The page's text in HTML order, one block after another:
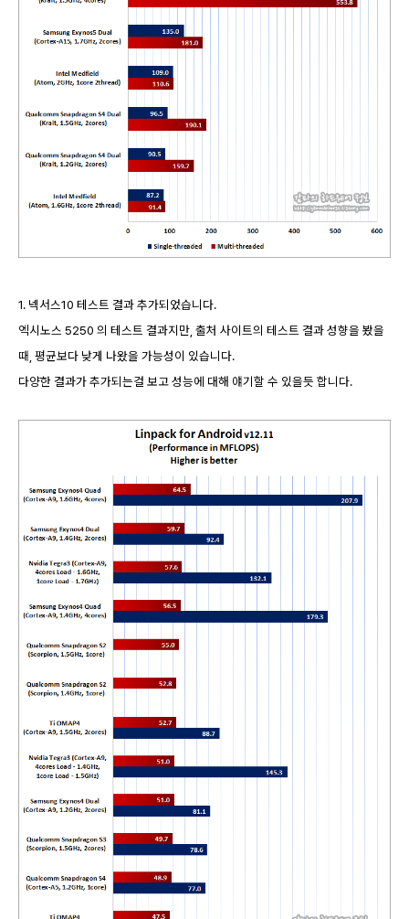
1. 넥서스10 테스트 결과 추가되었습니다.
엑시노스 5250 의 테스트 결과지만, 출처 사이트의 테스트 결과 성향을 봤을
때, 평균보다 낮게 나왔을 가능성이 있습니다.
다양한 결과가 추가되는걸 보고 성능에 대해 얘기할 수 있을듯 합니다.